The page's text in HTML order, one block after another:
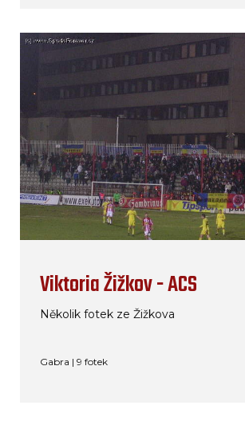
Viktoria Žižkov - ACS
Několik fotek ze Žižkova
Gabra | 9 fotek